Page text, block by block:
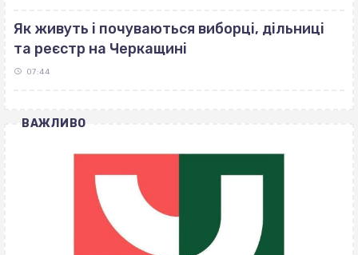
Як живуть і почуваються виборці, дільниці
та реєстр на Черкащині
07:44
ВАЖЛИВО